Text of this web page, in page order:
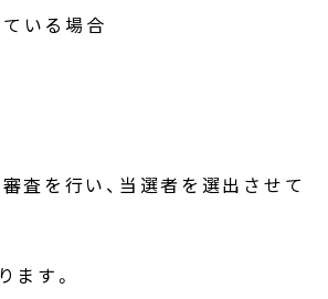
いる場合
査を行い、当選者を選出させて
す。